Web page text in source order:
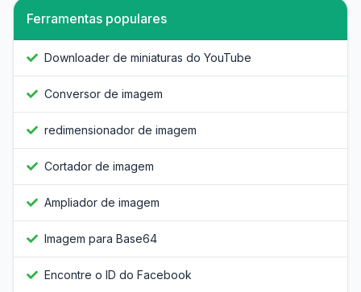
Ferramentas populares
Downloader de miniaturas do YouTube
Conversor de imagem
redimensionador de imagem
Cortador de imagem
Ampliador de imagem
Imagem para Base64
Encontre o ID do Facebook